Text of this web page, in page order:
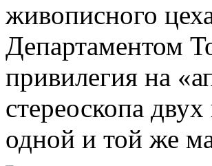
живописного
Департаментом
привилегия на
стереоскопа
одной и той же